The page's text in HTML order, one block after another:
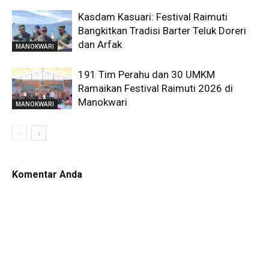
MANOKWARI
Kasdam Kasuari: Festival Raimuti
Bangkitkan Tradisi Barter Teluk Doreri
dan Arfak
MANOKWARI
191 Tim Perahu dan 30 UMKM
Ramaikan Festival Raimuti 2026 di
Manokwari
Komentar Anda